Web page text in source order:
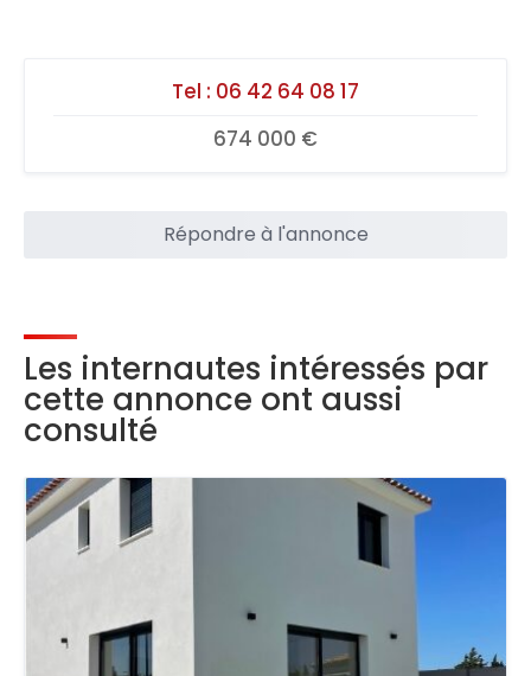
Tel : 06 42 64 08 17
674 000 €
Répondre à l'annonce
Les internautes intéressés par
cette annonce ont aussi
consulté